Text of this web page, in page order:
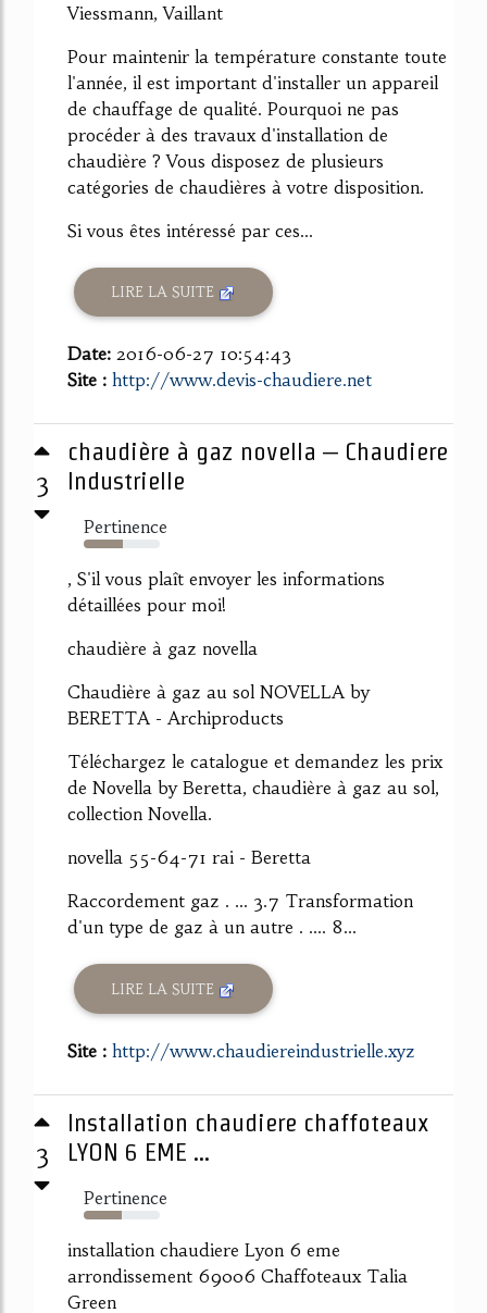
Viessmann, Vaillant
Pour maintenir la température constante toute
l'année, il est important d'installer un appareil
de chauffage de qualité. Pourquoi ne pas
procéder à des travaux d'installation de
chaudière ? Vous disposez de plusieurs
catégories de chaudières à votre disposition.
Si vous êtes intéressé par ces...
LIRE LA SUITE
Date: 2016-06-27 10:54:43
Site : http://www.devis-chaudiere.net
3
chaudière à gaz novella – Chaudiere
Industrielle
Pertinence
52%
, S'il vous plaît envoyer les informations
détaillées pour moi!
chaudière à gaz novella
Chaudière à gaz au sol NOVELLA by
BERETTA - Archiproducts
Téléchargez le catalogue et demandez les prix
de Novella by Beretta, chaudière à gaz au sol,
collection Novella.
novella 55-64-71 rai - Beretta
Raccordement gaz . ... 3.7 Transformation
d'un type de gaz à un autre . .... 8...
LIRE LA SUITE
Site : http://www.chaudiereindustrielle.xyz
3
Installation chaudiere chaffoteaux
LYON 6 EME ...
Pertinence
50%
installation chaudiere Lyon 6 eme
arrondissement 69006 Chaffoteaux Talia
Green